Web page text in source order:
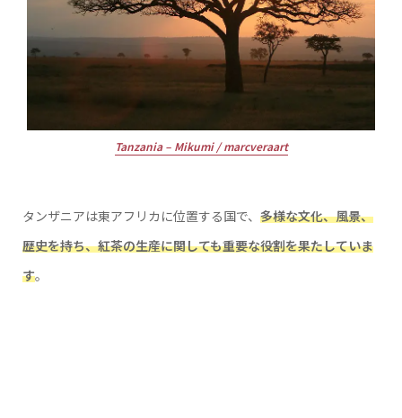
Tanzania – Mikumi / marcveraart
タンザニアは東アフリカに位置する国で、 多様な文化、風景、
歴史を持ち、紅茶の生産に関しても重要な役割を果たしていま
す。